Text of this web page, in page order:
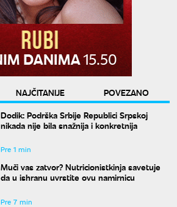
NAJČITANIJE
POVEZANO
Dodik: Podrška Srbije Republici Srpskoj
nikada nije bila snažnija i konkretnija
Pre 1 min
Muči vas zatvor? Nutricionistkinja savetuje
da u ishranu uvrstite ovu namirnicu
Pre 7 min